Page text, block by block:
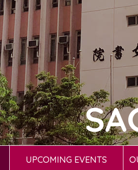
UPCOMING EVENTS